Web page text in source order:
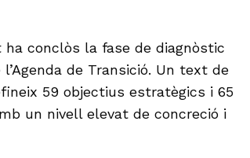
conclòs la fase de diagnòstic
de Transició. Un text de
59 objectius estratègics i 65
un nivell elevat de concreció i